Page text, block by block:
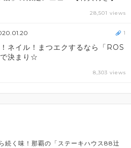
28,501 views
ネイル！まつエクするなら「ROS
決まり☆
8,303 views
1
続く味！那覇の「ステーキハウス88辻